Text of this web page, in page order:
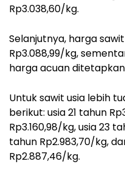
Rp3.038,60/kg.
Selanjutnya, harga
Rp3.088,99/kg,
harga acuan ditetapkan
Untuk sawit usia lebih
berikut: usia 21 tahun
Rp3.160,98/kg, usia 23
tahun Rp2.983,70/kg,
Rp2.887,46/kg.